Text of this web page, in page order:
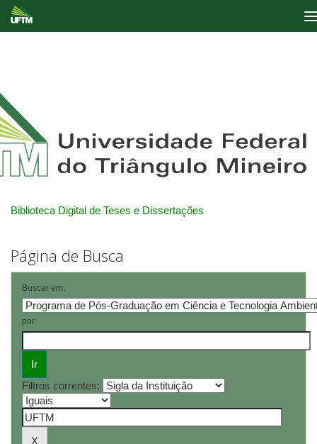
Biblioteca Digital de Teses e Dissertações
Página de Busca
Buscar em:
por
Filtros correntes: